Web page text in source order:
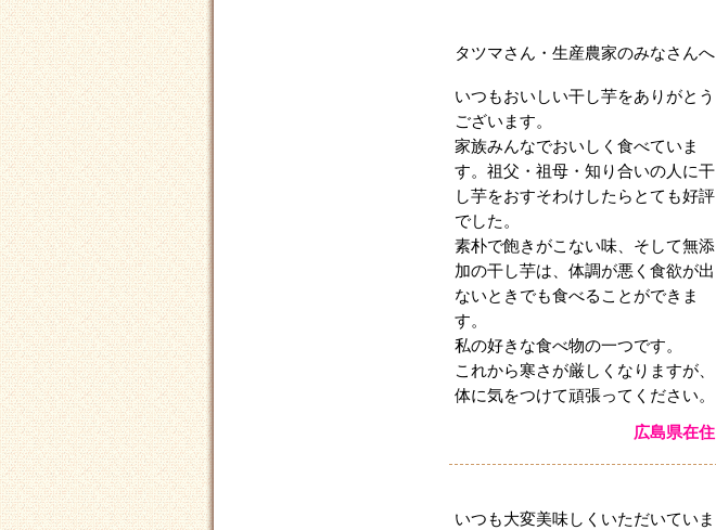
タツマさん・生産農家のみなさんへ
いつもおいしい干し芋をありがとう
ございます。
家族みんなでおいしく食べていま
す。祖父・祖母・知り合いの人に干
し芋をおすそわけしたらとても好評
でした。
素朴で飽きがこない味、そして無添
加の干し芋は、体調が悪く食欲が出
ないときでも食べることができま
す。
私の好きな食べ物の一つです。
これから寒さが厳しくなりますが、
体に気をつけて頑張ってください。
広島県在住
いつも大変美味しくいただいていま